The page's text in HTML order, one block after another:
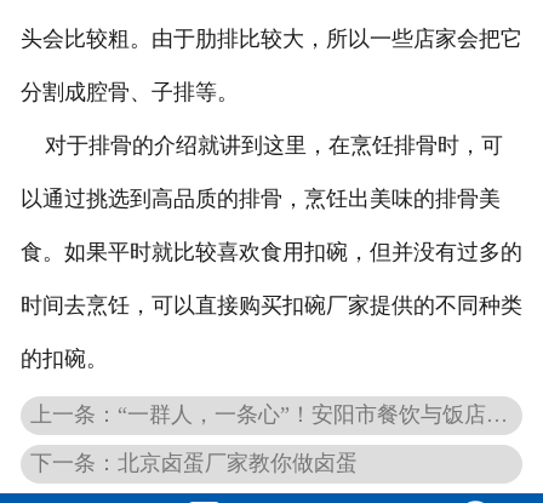
头会比较粗。由于肋排比较大，所以一些店家会把它
分割成腔骨、子排等。
对于排骨的介绍就讲到这里，在烹饪排骨时，可
以通过挑选到高品质的排骨，烹饪出美味的排骨美
食。如果平时就比较喜欢食用扣碗，但并没有过多的
时间去烹饪，可以直接购买扣碗厂家提供的不同种类
的扣碗。
上一条：“一群人，一条心”！安阳市餐饮与饭店行业协会食材供应专委会高主席向秘书长北京单位授牌
下一条：北京卤蛋厂家教你做卤蛋